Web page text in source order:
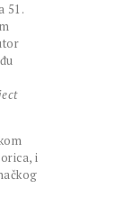
51.
i